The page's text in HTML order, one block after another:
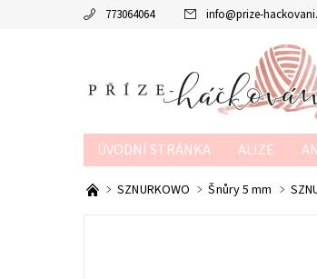
773064064 info@prize-
ÚVODNÍ STRÁNKA ALIZE
MTP
NAKO POUKAZY
SZNURKOWO Šnůry 5 mm